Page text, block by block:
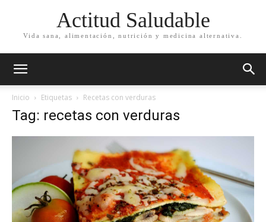
Actitud Saludable
Vida sana, alimentación, nutrición y medicina alternativa.
Inicio Etiquetas Recetas con verduras
Tag: recetas con verduras